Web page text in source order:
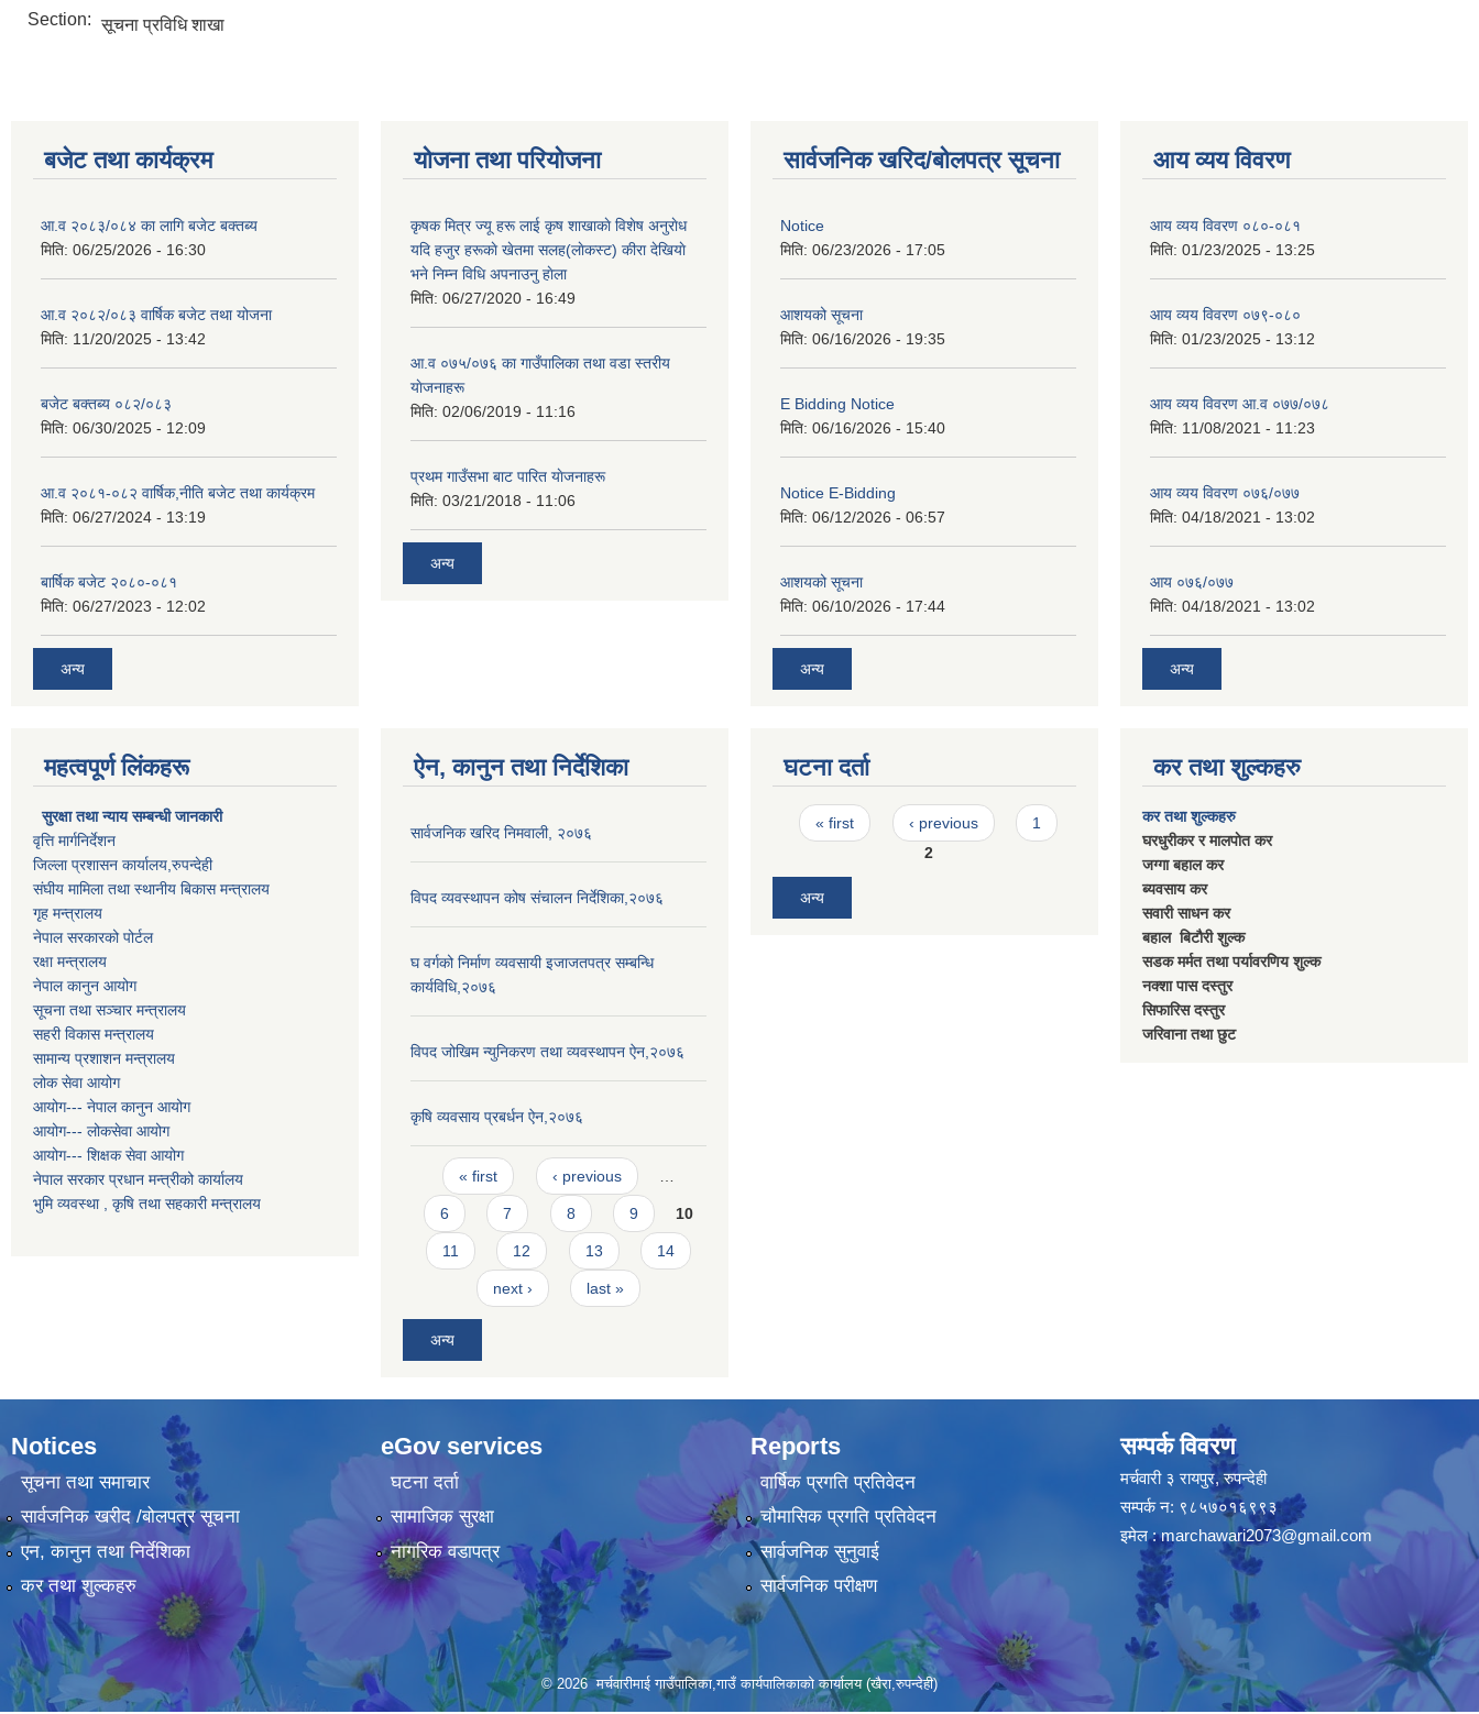
Section: सूचना प्रविधि शाखा
बजेट तथा कार्यक्रम
आ.व २०८३/०८४ का लागि बजेट बक्तब्य
मिति: 06/25/2026 - 16:30
आ.व २०८२/०८३ वार्षिक बजेट तथा योजना
मिति: 11/20/2025 - 13:42
बजेट बक्तब्य ०८२/०८३
मिति: 06/30/2025 - 12:09
आ.व २०८१-०८२ वार्षिक,नीति बजेट तथा कार्यक्रम
मिति: 06/27/2024 - 13:19
बार्षिक बजेट २०८०-०८१
मिति: 06/27/2023 - 12:02
अन्य
योजना तथा परियोजना
कृषक मित्र ज्यू हरू लाई कृष शाखाकाे विशेष अनुराेध
यदि हजुर हरूकाे खेतमा सलह(लाेकस्ट) कीरा देखियाे
भने निम्न विधि अपनाउनु हाेला
मिति: 06/27/2020 - 16:49
आ‍.व ०७५/०७६ का गाउँपालिका तथा वडा स्तरीय
याेजनाहरू
मिति: 02/06/2019 - 11:16
प्रथम गाउँसभा बाट पारित याेजनाहरू
मिति: 03/21/2018 - 11:06
अन्य
सार्वजनिक खरिद/बोलपत्र सूचना
Notice
मिति: 06/23/2026 - 17:05
आशयको सूचना
मिति: 06/16/2026 - 19:35
E Bidding Notice
मिति: 06/16/2026 - 15:40
Notice E-Bidding
मिति: 06/12/2026 - 06:57
आशयको सूचना
मिति: 06/10/2026 - 17:44
अन्य
आय व्यय विवरण
आय व्यय विवरण ०८०-०८१
मिति: 01/23/2025 - 13:25
आय व्यय विवरण ०७९-०८०
मिति: 01/23/2025 - 13:12
आय व्यय विवरण आ.व ०७७/०७८
मिति: 11/08/2021 - 11:23
आय व्यय विवरण ०७६/०७७
मिति: 04/18/2021 - 13:02
आय ०७६/०७७
मिति: 04/18/2021 - 13:02
अन्य
महत्वपूर्ण लिंकहरू
सुरक्षा तथा न्याय सम्बन्धी जानकारी
वृत्ति मार्गनिर्देशन
जिल्ला प्रशासन कार्यालय,रुपन्देही
संघीय मामिला तथा स्थानीय बिकास मन्त्रालय
गृह मन्त्रालय
नेपाल सरकारको पोर्टल
रक्षा मन्त्रालय
नेपाल कानुन आयोग
सूचना तथा सञ्चार मन्त्रालय
सहरी विकास मन्त्रालय
सामान्य प्रशाशन मन्त्रालय
लोक सेवा आयोग
आयोग--- नेपाल कानुन आयोग
आयोग--- लोकसेवा आयोग
आयोग--- शिक्षक सेवा आयोग
नेपाल सरकार प्रधान मन्त्रीको कार्यालय
भुमि व्यवस्था , कृषि तथा सहकारी मन्त्रालय
ऐन, कानुन तथा निर्देशिका
सार्वजनिक खरिद निमवाली, २०७६
विपद व्यवस्थापन कोष संचालन निर्देशिका,२०७६
घ वर्गको निर्माण व्यवसायी इजाजतपत्र सम्बन्धि
कार्यविधि,२०७६
विपद जोखिम न्युनिकरण तथा व्यवस्थापन ऐन,२०७६
कृषि व्यवसाय प्रबर्धन ऐन,२०७६
Pages
« first ‹ previous
6 7 8 9 10
11 12 13 14
next › last »
अन्य
घटना दर्ता
Pages
« first ‹ previous
1
2
अन्य
कर तथा शुल्कहरु
कर तथा शुल्कहरु
घरधुरीकर र मालपाेत कर
जग्गा बहाल कर
ब्यवसाय कर
सवारी साधन कर
बहाल बिटाैरी शुल्क
सडक मर्मत तथा पर्यावरणिय शुल्क
नक्शा पास दस्तुर
सिफारिस दस्तुर
जरिवाना तथा छुट
Notices
सूचना तथा समाचार
सार्वजनिक खरीद /बोलपत्र सूचना
एन, कानुन तथा निर्देशिका
कर तथा शुल्कहरु
eGov services
घटना दर्ता
सामाजिक सुरक्षा
नागरिक वडापत्र
Reports
वार्षिक प्रगति प्रतिवेदन
चौमासिक प्रगति प्रतिवेदन
सार्वजनिक सुनुवाई
सार्वजनिक परीक्षण
सम्पर्क विवरण
मर्चवारी ३ रायपुर, रुपन्देही
सम्पर्क न: ९८५७०१६९९३
इमेल :marchawari2073@gmail.com
© 2026 मर्चवारीमाई गाउँपालिका,गाउँ कार्यपालिकाको कार्यालय (खैरा,रुपन्देही)